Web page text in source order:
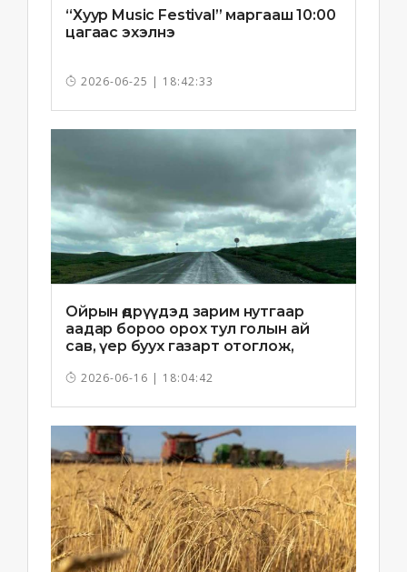
“Хуур Music Festival” маргааш 10:00
цагаас эхэлнэ
2026-06-25 | 18:42:33
Ойрын өдрүүдэд зарим нутгаар
аадар бороо орох тул голын ай
сав, үер буух газарт отоглож,
2026-06-16 | 18:04:42